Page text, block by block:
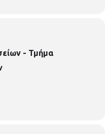
- Τμήμα